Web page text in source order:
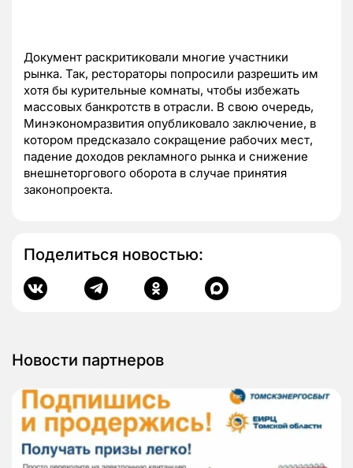
Документ раскритиковали многие участники
рынка. Так, рестораторы попросили разрешить им
хотя бы курительные комнаты, чтобы избежать
массовых банкротств в отрасли. В свою очередь,
Минэкономразвития опубликовало заключение, в
котором предсказало сокращение рабочих мест,
падение доходов рекламного рынка и снижение
внешнеторгового оборота в случае принятия
законопроекта.
Поделиться новостью:
Новости партнеров